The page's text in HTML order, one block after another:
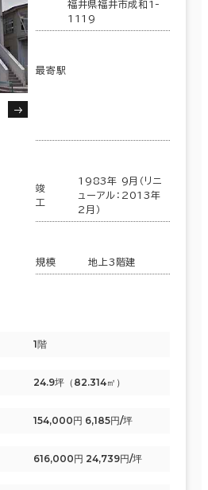
福井県福井市成和1-
1119
最寄駅
竣
工
1983年 9月（リニ
ューアル：2013年
2月）
規模 地上3階建
1階
24.9坪（82.314㎡）
154,000円 6,185円/坪
616,000円 24,739円/坪